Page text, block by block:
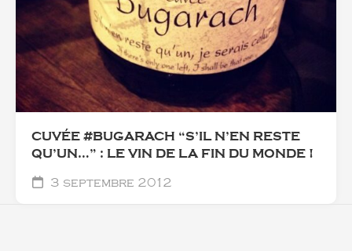
CUVÉE #BUGARACH “S’IL N’EN RESTE
QU’UN…” : LE VIN DE LA FIN DU MONDE !
3 septembre 2012